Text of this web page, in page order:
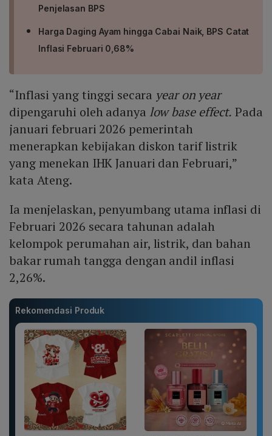
Penjelasan BPS
Harga Daging Ayam hingga Cabai Naik, BPS Catat
Inflasi Februari 0,68%
“Inflasi yang tinggi secara year on year
dipengaruhi oleh adanya low base effect. Pada
januari februari 2026 pemerintah
menerapkan kebijakan diskon tarif listrik
yang menekan IHK Januari dan Februari,”
kata Ateng.
Ia menjelaskan, penyumbang utama inflasi di
Februari 2026 secara tahunan adalah
kelompok perumahan air, listrik, dan bahan
bakar rumah tangga dengan andil inflasi
2,26%.
Rekomendasi Produk